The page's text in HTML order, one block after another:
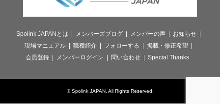
Spolink JAPANとは メンバーズブログ メンバーの声
お知らせ
現場マニュアル
職種紹介 フォローする
掲載・修正希望
会員登録
メンバーログイン 問い合わせ Special Thanks
©Spolink JAPAN. All Rights Reserved.